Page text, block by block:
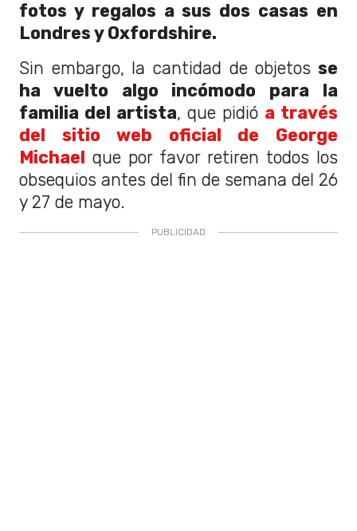
fotos y regalos a sus dos casas en
Londres y Oxfordshire.
Sin embargo, la cantidad de objetos se
ha vuelto algo incómodo para la
familia del artista, que pidió a través
del sitio web oficial de George
Michael
que por favor retiren todos los
obsequios antes del fin de semana del 26
y 27 de mayo.